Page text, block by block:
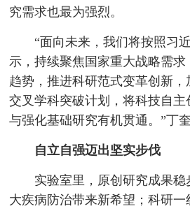
究需求也最为强烈。
“面向未来，我们将按照习
示，持续聚焦国家重大战略需
趋势，推进科研范式变革创新
交叉学科突破计划，将科技自
与强化基础研究有机贯通。”丁奎
自立自强迈出坚实步伐
实验室里，原创研究成果
大疾病防治带来新希望；科研